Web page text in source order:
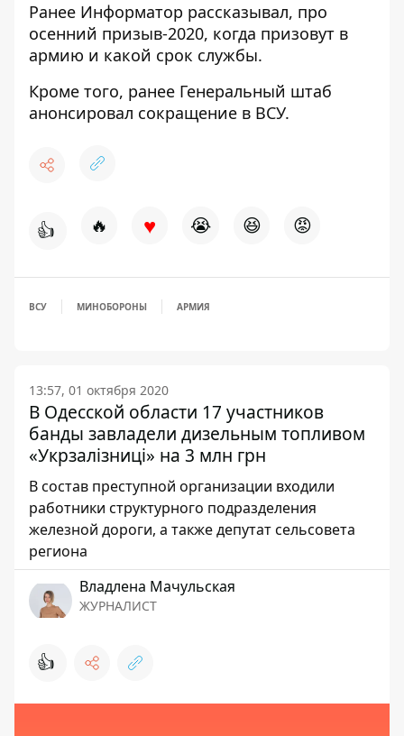
Ранее Информатор рассказывал, про
осенний призыв-2020, когда призовут в
армию и какой срок службы.
Кроме того, ранее Генеральный штаб
анонсировал сокращение в ВСУ.
👍 🔥 ♥ 😭 😆 😡
ВСУ МИНОБОРОНЫ АРМИЯ
13:57, 01 октября 2020
В Одесской области 17 участников
банды завладели дизельным топливом
«Укрзалізниці» на 3 млн грн
В состав преступной организации входили
работники структурного подразделения
железной дороги, а также депутат сельсовета
региона
Владлена Мачульская
ЖУРНАЛИСТ
👍